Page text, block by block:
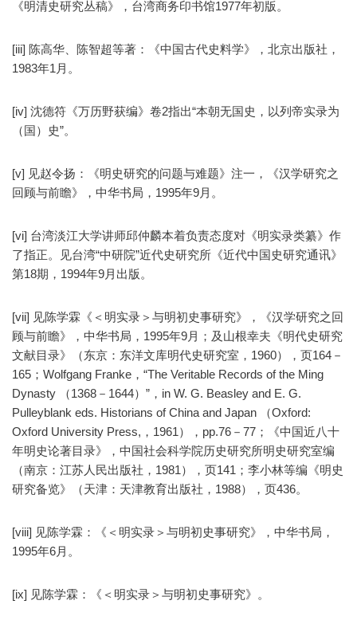
《明清史研究丛稿》，台湾商务印书馆1977年初版。
[iii] 陈高华、陈智超等著：《中国古代史料学》，北京出版社，
1983年1月。
[iv] 沈德符《万历野获编》卷2指出“本朝无国史，以列帝实录为
（国）史”。
[v] 见赵令扬：《明史研究的问题与难题》注一，《汉学研究之
回顾与前瞻》，中华书局，1995年9月。
[vi] 台湾淡江大学讲师邱仲麟本着负责态度对《明实录类纂》作
了指正。见台湾“中研院”近代史研究所《近代中国史研究通讯》
第18期，1994年9月出版。
[vii] 见陈学霖《＜明实录＞与明初史事研究》，《汉学研究之回
顾与前瞻》，中华书局，1995年9月；及山根幸夫《明代史研究
文献目录》（东京：东洋文库明代史研究室，1960），页164－
165；Wolfgang Franke，“The Veritable Records of the Ming
Dynasty （1368－1644）”，in W. G. Beasley and E. G.
Pulleyblank eds. Historians of China and Japan （Oxford:
Oxford University Press,，1961），pp.76－77；《中国近八十
年明史论著目录》，中国社会科学院历史研究所明史研究室编
（南京：江苏人民出版社，1981），页141；李小林等编《明史
研究备览》（天津：天津教育出版社，1988），页436。
[viii] 见陈学霖：《＜明实录＞与明初史事研究》，中华书局，
1995年6月。
[ix] 见陈学霖：《＜明实录＞与明初史事研究》。